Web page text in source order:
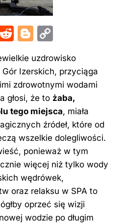
R
d
di
t
Bl
g
g
er
p
y
Li
n
k
uzdrowisko
Izerskich, przyciąga
zdrowotnymi wodami
głosi, że to żaba,
tego miejsca, miała
źródeł, które od
wszelkie dolegliwości.
ponieważ w tym
więcej niż tylko wody
wędrówek,
oraz relaksu w SPA to
oprzeć się wizji
wodzie po długim